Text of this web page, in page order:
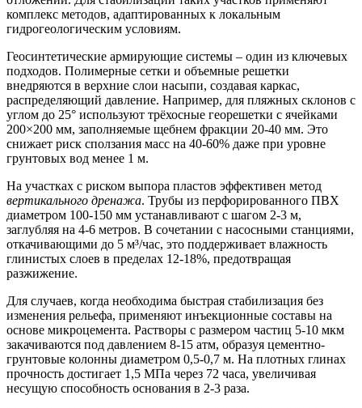
комплекс методов, адаптированных к локальным
гидрогеологическим условиям.
Геосинтетические армирующие системы – один из ключевых
подходов. Полимерные сетки и объемные решетки
внедряются в верхние слои насыпи, создавая каркас,
распределяющий давление. Например, для пляжных склонов с
углом до 25° используют трёхосные георешетки с ячейками
200×200 мм, заполняемые щебнем фракции 20-40 мм. Это
снижает риск сползания масс на 40-60% даже при уровне
грунтовых вод менее 1 м.
На участках с риском выпора пластов эффективен метод
вертикального дренажа. Трубы из перфорированного ПВХ
диаметром 100-150 мм устанавливают с шагом 2-3 м,
заглубляя на 4-6 метров. В сочетании с насосными станциями,
откачивающими до 5 м³/час, это поддерживает влажность
глинистых слоев в пределах 12-18%, предотвращая
разжижение.
Для случаев, когда необходима быстрая стабилизация без
изменения рельефа, применяют инъекционные составы на
основе микроцемента. Растворы с размером частиц 5-10 мкм
закачиваются под давлением 8-15 атм, образуя цементно-
грунтовые колонны диаметром 0,5-0,7 м. На плотных глинах
прочность достигает 1,5 МПа через 72 часа, увеличивая
несущую способность основания в 2-3 раза.